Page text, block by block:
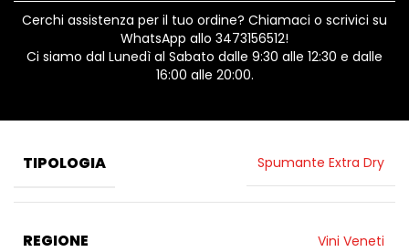
Cerchi assistenza per il tuo ordine? Chiamaci o scrivici su
WhatsApp allo 3473156512!
Ci siamo dal Lunedì al Sabato dalle 9:30 alle 12:30 e dalle
16:00 alle 20:00.
TIPOLOGIA Spumante Extra Dry
REGIONE Vini Veneti